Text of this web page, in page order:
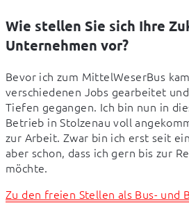
Wie stellen Sie sich Ihre
Unternehmen vor?
Bevor ich zum MittelWeserBus
verschiedenen Jobs gearbeitet
Tiefen gegangen. Ich bin nun in
Betrieb in Stolzenau voll
zur Arbeit. Zwar bin ich erst seit
aber schon, dass ich gern bis zur
möchte.
Zu den freien Stellen als Bus-